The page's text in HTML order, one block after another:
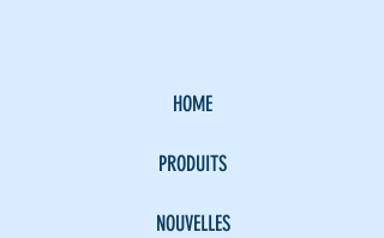
HOME
PRODUITS
NOUVELLES